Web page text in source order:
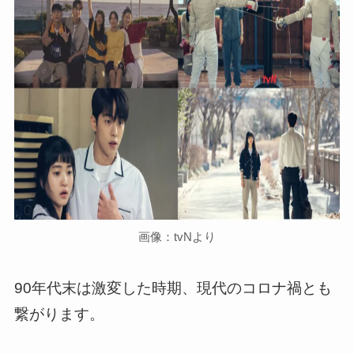
画像：tvNより
90年代末は激変した時期、現代のコロナ禍とも
繋がります。